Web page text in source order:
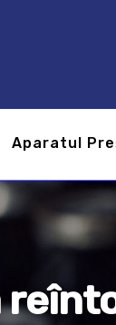
Aparatul